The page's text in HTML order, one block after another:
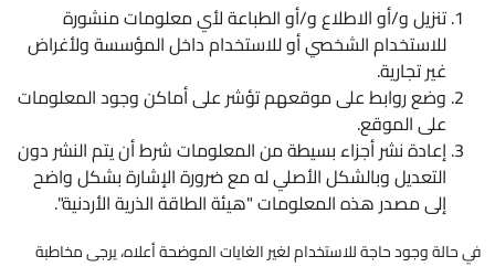
تنزيل و/أو الاطلاع و/أو الطباعة لأي معلومات منشورة
للاستخدام الشخصي أو للاستخدام داخل المؤسسة ولأغراض
غير تجارية.
وضع روابط على موقعهم تؤشر على أماكن وجود المعلومات
على الموقع.
إعادة نشر أجزاء بسيطة من المعلومات شرط أن يتم النشر دون
التعديل وبالشكل الأصلي له مع ضرورة الإشارة بشكل واضح
إلى مصدر هذه المعلومات "هيئة الطاقة الذرية الأردنية".
في حالة وجود حاجة للاستخدام لغير الغايات الموضحة أعلاه، يرجى مخاطبة